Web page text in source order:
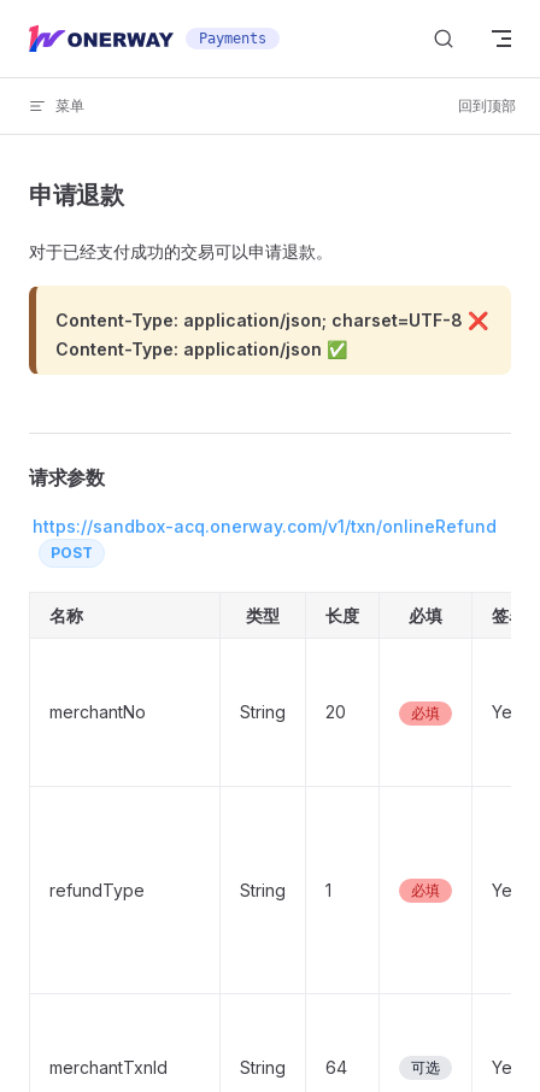
Skip to content Payments
菜单 回到顶部
申请退款
对于已经支付成功的交易可以申请退款。
Content-Type: application/json; charset=UTF-8 ❌
Content-Type: application/json ✅
请求参数
https://sandbox-acq.onerway.com/v1/txn/onlineRefund
POST
名称 类型 长度 必填 签名
merchantNo String 20 必填 Yes
refundType String 1 必填 Yes
merchantTxnId String 64 可选 Yes